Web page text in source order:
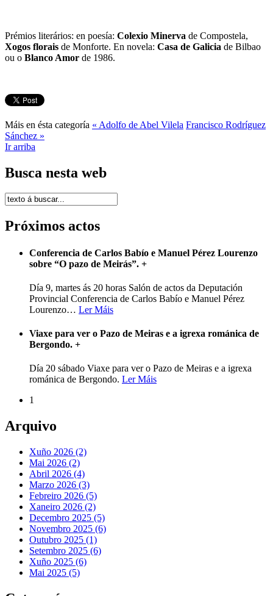
Prémios literários: en poesía: Colexio Minerva de Compostela,
Xogos florais de Monforte. En novela: Casa de Galicia de Bilbao
ou o Blanco Amor de 1986.
Máis en ésta categoría « Adolfo de Abel Vilela Francisco Rodríguez
Sánchez »
Ir arriba
Busca nesta web
Próximos actos
Conferencia de Carlos Babío e Manuel Pérez Lourenzo
sobre “O pazo de Meirás”. +
Día 9, martes ás 20 horas Salón de actos da Deputación
Provincial Conferencia de Carlos Babío e Manuel Pérez
Lourenzo… Ler Máis
Viaxe para ver o Pazo de Meiras e a igrexa románica de
Bergondo. +
Día 20 sábado Viaxe para ver o Pazo de Meiras e a igrexa
románica de Bergondo. Ler Máis
1
Arquivo
Xuño 2026 (2)
Mai 2026 (2)
Abril 2026 (4)
Marzo 2026 (3)
Febreiro 2026 (5)
Xaneiro 2026 (2)
Decembro 2025 (5)
Novembro 2025 (6)
Outubro 2025 (1)
Setembro 2025 (6)
Xuño 2025 (6)
Mai 2025 (5)